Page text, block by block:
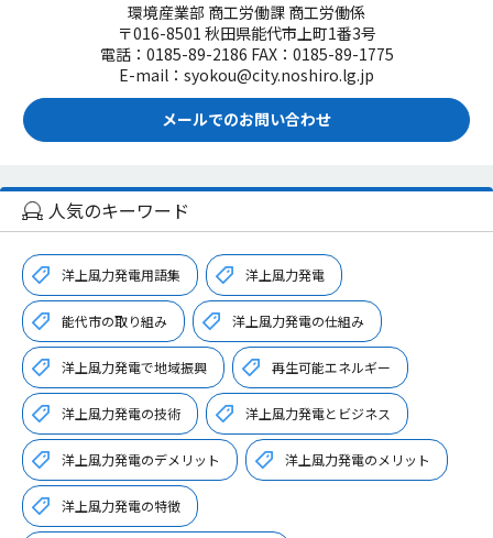
環境産業部 商工労働課 商工労働係
〒016-8501 秋田県能代市上町1番3号
電話：0185-89-2186 FAX：0185-89-1775
E-mail：syokou@city.noshiro.lg.jp
メールでのお問い合わせ
人気のキーワード
洋上風力発電用語集 洋上風力発電
能代市の取り組み 洋上風力発電の仕組み
洋上風力発電で地域振興 再生可能エネルギー
洋上風力発電の技術 洋上風力発電とビジネス
洋上風力発電のデメリット 洋上風力発電のメリット
洋上風力発電の特徴